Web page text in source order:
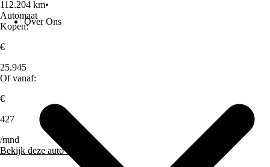
Over Ons
112.204 km•
Automaat
Kopen:
€
25.945
Of vanaf:
€
427
/mnd
Bekijk deze auto »